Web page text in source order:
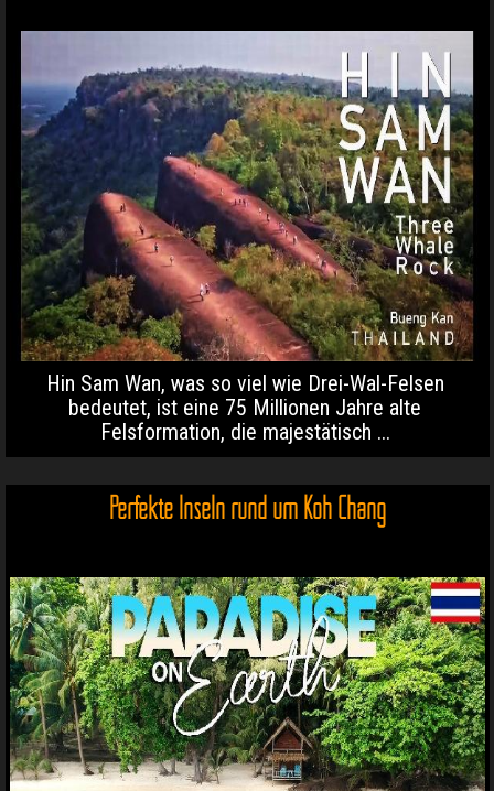
Hin Sam Wan, was so viel wie Drei-Wal-Felsen
bedeutet, ist eine 75 Millionen Jahre alte
Felsformation, die majestätisch ...
Perfekte Inseln rund um Koh Chang